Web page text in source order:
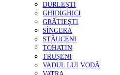
DURLEȘTI
GHIDIGHICI
GRĂTIEȘTI
SÎNGERA
STĂUCENI
TOHATIN
TRUȘENI
VADUL LUI VODĂ